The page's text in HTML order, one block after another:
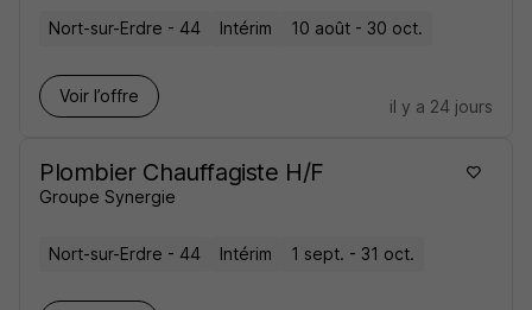
Nort-sur-Erdre - 44 Intérim 10 août - 30 oct.
Voir l’offre
il y a 24 jours
Plombier Chauffagiste H/F
Groupe Synergie
Nort-sur-Erdre - 44 Intérim 1 sept. - 31 oct.